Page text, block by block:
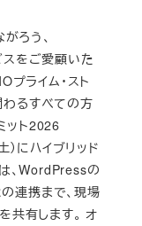
ろう、
をご愛顧いた
プライム・スト
るすべての方
ット2026
にハイブリッド
、WordPressの
の連携まで、現場
共有します。 オ